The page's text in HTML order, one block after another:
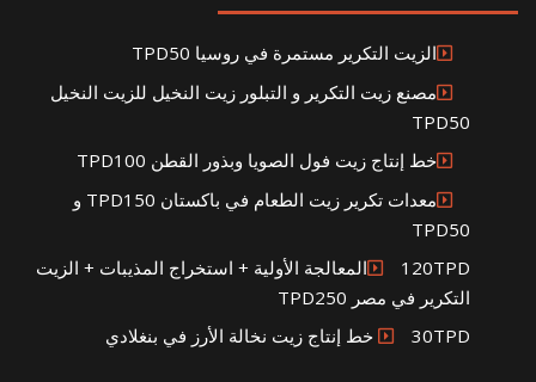
الزيت التكرير مستمرة في روسيا TPD50
مصنع زيت التكرير و التبلور زيت النخيل للزيت النخيل
TPD50
خط إنتاج زيت فول الصويا وبذور القطن TPD100
معدات تكرير زيت الطعام في باكستان TPD150 و
TPD50
120TPDالمعالجة الأولية + استخراج المذيبات + الزيت
التكرير في مصر TPD250
30TPD خط إنتاج زيت نخالة الأرز في بنغلادي